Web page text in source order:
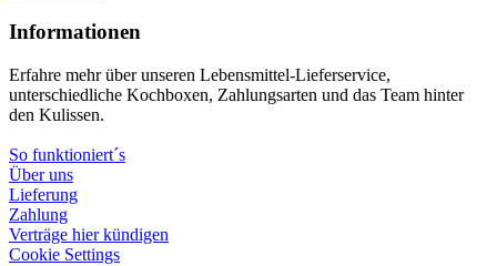
Informationen
Erfahre mehr über unseren Lebensmittel-Lieferservice,
unterschiedliche Kochboxen, Zahlungsarten und das Team hinter
den Kulissen.
So funktioniert´s
Über uns
Lieferung
Zahlung
Verträge hier kündigen
Cookie Settings